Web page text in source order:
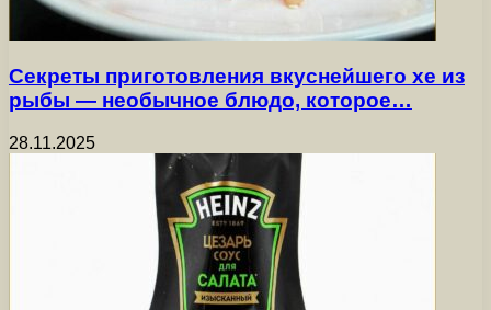
Секреты приготовления вкуснейшего хе из
рыбы — необычное блюдо, которое…
28.11.2025